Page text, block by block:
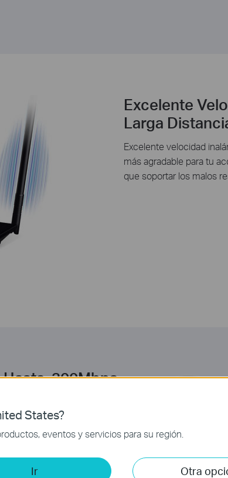
Excelente
Larga
Excelente velocidad
más agradable para tu
que soportar los malos
300Mbps
proporciona una mucho
11G tradicionales.
la transmisón de video,
States?
eventos y servicios para su región.
Ir Otra